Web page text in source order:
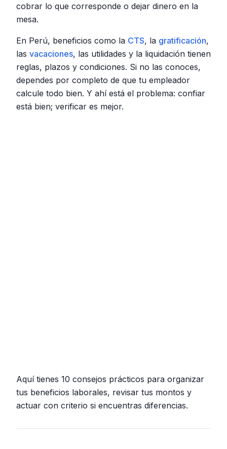
cobrar lo que corresponde o dejar dinero en la
mesa.
En Perú, beneficios como la CTS, la gratificación,
las vacaciones, las utilidades y la liquidación tienen
reglas, plazos y condiciones. Si no las conoces,
dependes por completo de que tu empleador
calcule todo bien. Y ahí está el problema: confiar
está bien; verificar es mejor.
Aquí tienes 10 consejos prácticos para organizar
tus beneficios laborales, revisar tus montos y
actuar con criterio si encuentras diferencias.